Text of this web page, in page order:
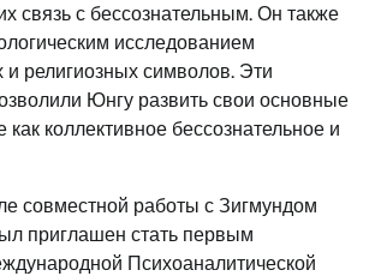
связь с бессознательным. Он также
исследованием
и религиозных символов. Эти
Юнгу развить свои основные
как коллективное бессознательное и
совместной работы с Зигмундом
приглашен стать первым
Психоаналитической